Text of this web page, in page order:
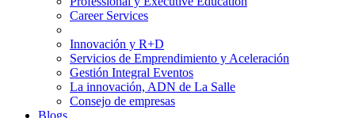
Career Services
Innovación y R+D
Servicios de Emprendimiento y Aceleración
Gestión Integral Eventos
La innovación, ADN de La Salle
Consejo de empresas
Blogs